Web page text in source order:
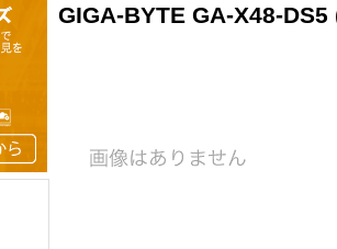
GIGA-BYTE GA-X48-DS5